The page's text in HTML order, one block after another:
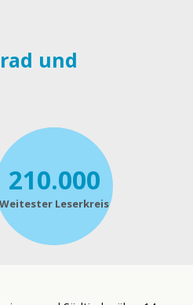
und
210.000
Weitester Leserkreis